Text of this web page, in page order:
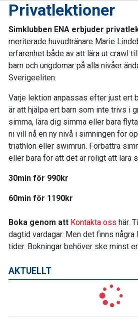
AKTUELLT
Privatlektioner
Simklubben ENA erbjuder
meriterade huvudtränare Marie
erfarenhet både av att lära ut crawl
barn och ungdomar på alla nivåer
Sverigeeliten.
Varje lektion anpassas efter just ert
är att hjälpa ert barn som inte trivs i
simma, lära dig simma eller bara
ni vill nå en ny nivå i simningen för
triathlon eller swimrun. Förbättra
eller bara för att det är roligt att lära
30min för 990kr
60min för 1190kr
Boka genom att Kontakta oss här.
dagtid vardagar. Men det finns några
tider. Bokningar behöver ske minst